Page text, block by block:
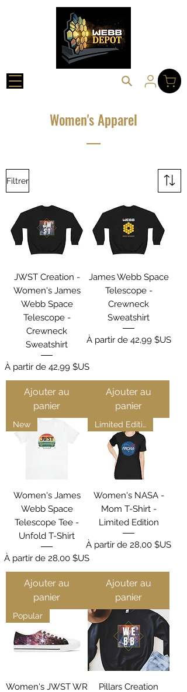
Women's Apparel
Filtrer
JWST Creation -
Women's James
Webb Space
Telescope -
Crewneck
Sweatshirt
À partir de 42,99 $US
Prix promotionnel
Ajouter au
panier
James Webb Space
Telescope -
Crewneck
Sweatshirt
À partir de 42,99 $US
Prix promotionnel
Ajouter au
panier
New
Women's James
Webb Space
Telescope Tee -
Unfold T-Shirt
À partir de 28,00 $US
Prix promotionnel
Ajouter au
panier
Limited Edition
Women's NASA -
Mom T-Shirt -
Limited Edition
À partir de 28,00 $US
Prix promotionnel
Ajouter au
panier
Popular
Women's JWST WR
Pillars Creation